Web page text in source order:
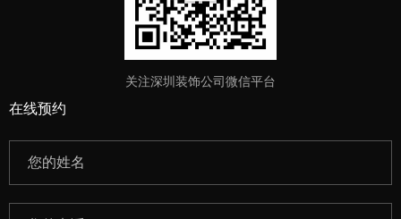
关注深圳装饰公司微信平台
在线预约